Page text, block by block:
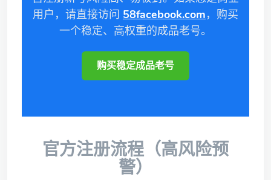
用户，请直接访问 58facebook.com，购买
一个稳定、高权重的成品老号。
购买稳定成品老号
官方注册流程（高风险预
警）